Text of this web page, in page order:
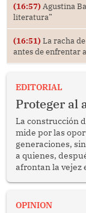
(16:57) Agustina
literatura”
(16:51) La racha
antes de enfrentar
EDITORIAL
Proteger al
La construcción
mide por las
generaciones,
a quienes,
afrontan la vejez
bimestrales el
OPINION